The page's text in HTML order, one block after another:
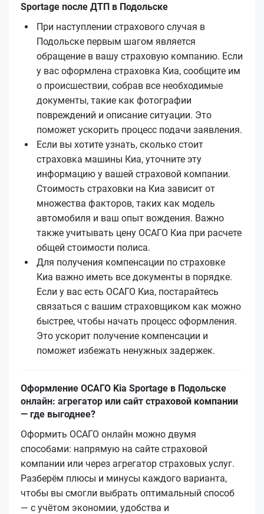
Sportage после ДТП в Подольске
При наступлении страхового случая в
Подольске первым шагом является
обращение в вашу страховую компанию. Если
у вас оформлена страховка Киа, сообщите им
о происшествии, собрав все необходимые
документы, такие как фотографии
повреждений и описание ситуации. Это
поможет ускорить процесс подачи заявления.
Если вы хотите узнать, сколько стоит
страховка машины Киа, уточните эту
информацию у вашей страховой компании.
Стоимость страховки на Киа зависит от
множества факторов, таких как модель
автомобиля и ваш опыт вождения. Важно
также учитывать цену ОСАГО Киа при расчете
общей стоимости полиса.
Для получения компенсации по страховке
Киа важно иметь все документы в порядке.
Если у вас есть ОСАГО Киа, постарайтесь
связаться с вашим страховщиком как можно
быстрее, чтобы начать процесс оформления.
Это ускорит получение компенсации и
поможет избежать ненужных задержек.
Оформление ОСАГО Kia Sportage в Подольске
онлайн: агрегатор или сайт страховой компании
— где выгоднее?
Оформить ОСАГО онлайн можно двумя
способами: напрямую на сайте страховой
компании или через агрегатор страховых услуг.
Разберём плюсы и минусы каждого варианта,
чтобы вы смогли выбрать оптимальный способ
— с учётом экономии, удобства и